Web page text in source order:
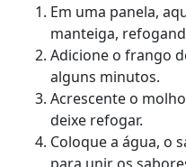
Em uma panela,
manteiga,
Adicione o frango
alguns minutos.
Acrescente o
deixe refogar.
Coloque a água, o
para unir os